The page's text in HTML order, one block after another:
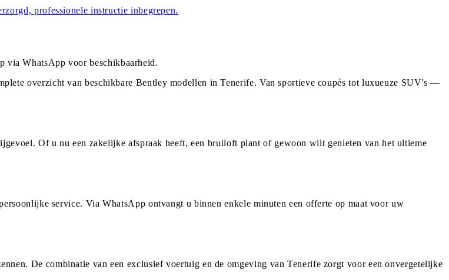
professionele instructie inbegrepen.
via WhatsApp voor beschikbaarheid.
overzicht van beschikbare Bentley modellen in Tenerife. Van sportieve coupés tot luxueuze SUV's —
Of u nu een zakelijke afspraak heeft, een bruiloft plant of gewoon wilt genieten van het ultieme
service. Via WhatsApp ontvangt u binnen enkele minuten een offerte op maat voor uw
De combinatie van een exclusief voertuig en de omgeving van Tenerife zorgt voor een onvergetelijke